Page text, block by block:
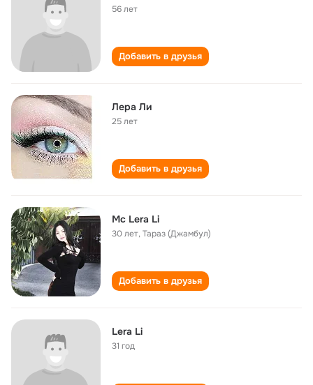
56 лет
Добавить в друзья
Лера Ли
25 лет
Добавить в друзья
Mc Lera Li
30 лет,Тараз (Джамбул)
Добавить в друзья
Lera Li
31 год